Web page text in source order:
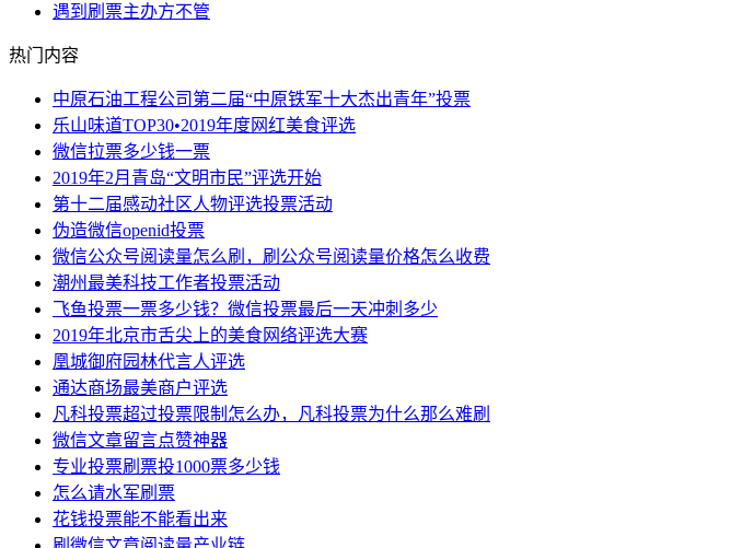
遇到刷票主办方不管
热门内容
中原石油工程公司第二届“中原铁军十大杰出青年”投票
乐山味道TOP30•2019年度网红美食评选
微信拉票多少钱一票
2019年2月青岛“文明市民”评选开始
第十二届感动社区人物评选投票活动
伪造微信openid投票
微信公众号阅读量怎么刷，刷公众号阅读量价格怎么收费
潮州最美科技工作者投票活动
飞鱼投票一票多少钱？微信投票最后一天冲刺多少
2019年北京市舌尖上的美食网络评选大赛
凰城御府园林代言人评选
通达商场最美商户评选
凡科投票超过投票限制怎么办，凡科投票为什么那么难刷
微信文章留言点赞神器
专业投票刷票投1000票多少钱
怎么请水军刷票
花钱投票能不能看出来